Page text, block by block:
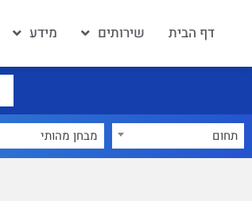
דף הבית שירותים מידע
תחום מבחן מהותי